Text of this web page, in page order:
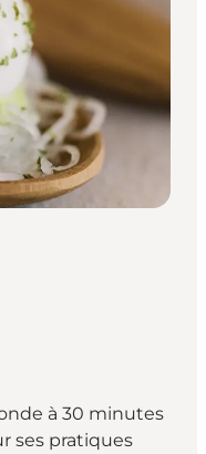
à 30 minutes
ses pratiques